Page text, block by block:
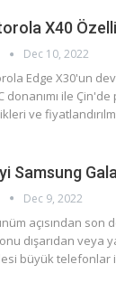
X40
Dec 10, 2022
Edge X30'un
donanımı ile
ve
Samsung
Dec 9, 2022
açısından son
dışarıdan veya
büyük telefonlar